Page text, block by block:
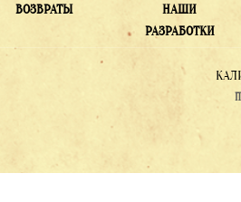
ВОЗВРАТЫ
НАШИ
РАЗРАБОТКИ